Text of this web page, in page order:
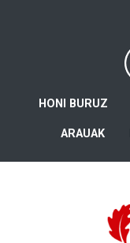
HONI BURUZ
ARAUAK